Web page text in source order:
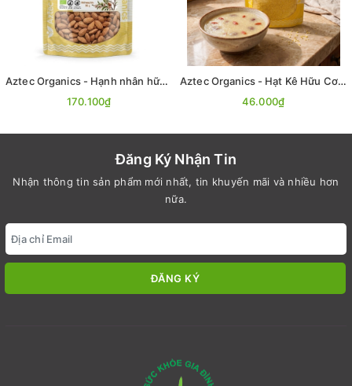
Aztec Organics - Hạnh nhân hữu cơ 200g
170.100₫
Aztec Organics - Hạt Kê Hữu Cơ 200g
46.000₫
Đăng Ký Nhận Tin
Nhận thông tin sản phẩm mới nhất, tin khuyến mãi và nhiều hơn
nữa.
ĐĂNG KÝ